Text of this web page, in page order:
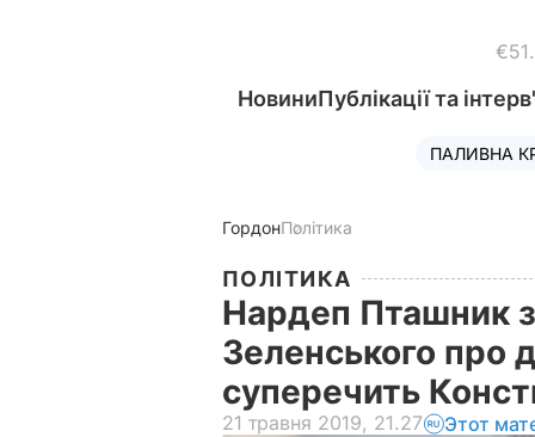
НовиниПублікації та
ПАЛИВНА
ГордонПолітика
ПОЛІТИКА
Нардеп Пташник
Зеленського про
суперечить
21 травня 2019, 21.27 Этот